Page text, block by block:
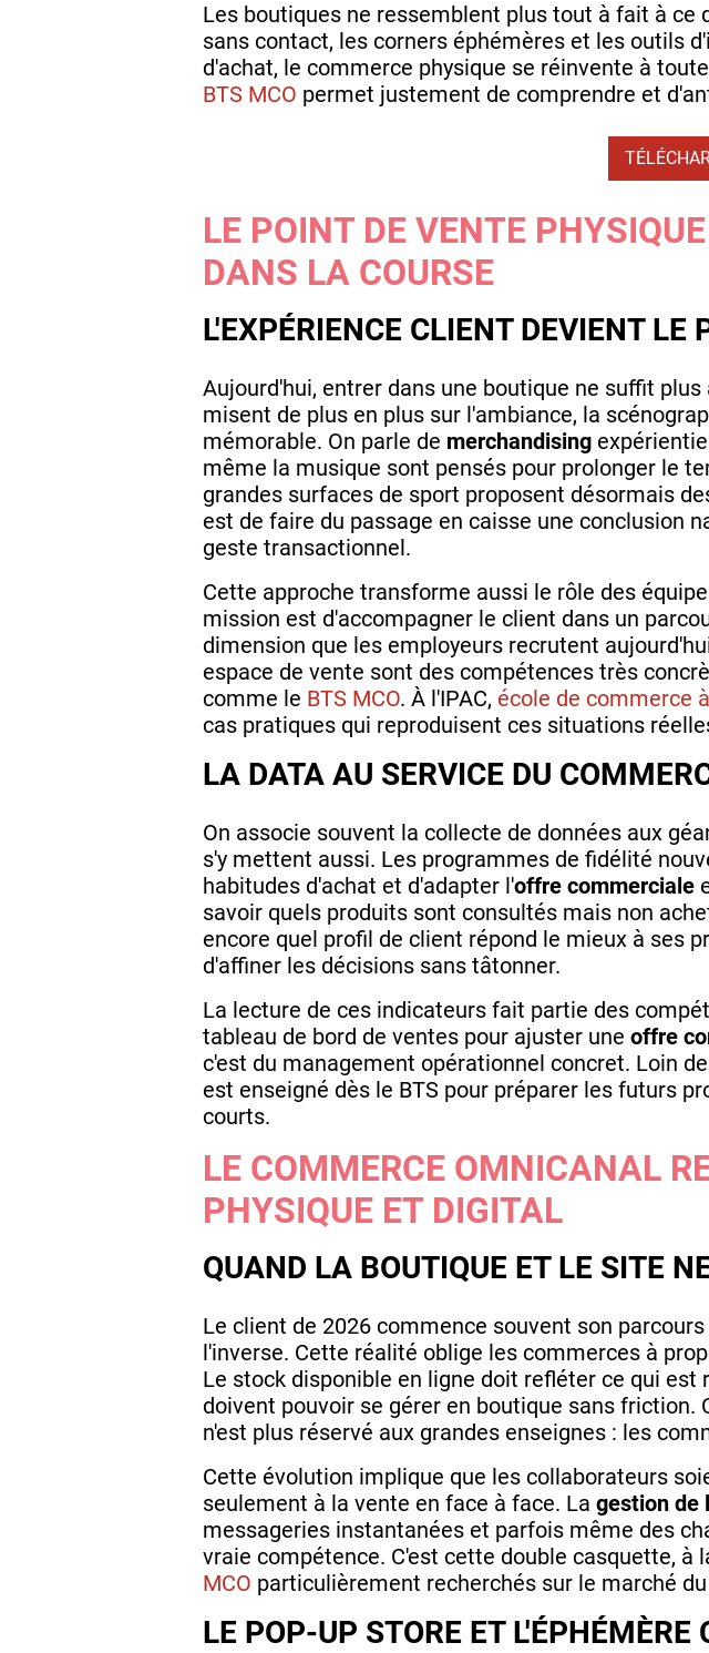
Les boutiques ne ressemblent plus tout à fait à ce
sans contact, les corners éphémères et les outils
d'achat, le commerce physique se réinvente à
BTS MCO permet justement de comprendre et
LE POINT DE VENTE
DANS LA COURSE
L'EXPÉRIENCE CLIENT DEVIENT LE
Aujourd'hui, entrer dans une boutique ne suffit
misent de plus en plus sur l'ambiance, la
mémorable. On parle de merchandising
même la musique sont pensés pour prolonger le
grandes surfaces de sport proposent désormais
est de faire du passage en caisse une conclusion
geste transactionnel.
Cette approche transforme aussi le rôle des
mission est d'accompagner le client dans un
dimension que les employeurs recrutent
espace de vente sont des compétences très
comme le BTS MCO. À l'IPAC, école de commerce
cas pratiques qui reproduisent ces situations
LA DATA AU SERVICE DU
On associe souvent la collecte de données aux
s'y mettent aussi. Les programmes de fidélité
habitudes d'achat et d'adapter l'offre commerciale
savoir quels produits sont consultés mais non
encore quel profil de client répond le mieux à ses
d'affiner les décisions sans tâtonner.
La lecture de ces indicateurs fait partie des
tableau de bord de ventes pour ajuster une offre
c'est du management opérationnel concret. Loin
est enseigné dès le BTS pour préparer les futurs
courts.
LE COMMERCE OMNICANAL
PHYSIQUE ET DIGITAL
QUAND LA BOUTIQUE ET LE SITE
Le client de 2026 commence souvent son
l'inverse. Cette réalité oblige les commerces à
Le stock disponible en ligne doit refléter ce qui
doivent pouvoir se gérer en boutique sans friction.
n'est plus réservé aux grandes enseignes : les
Cette évolution implique que les collaborateurs
seulement à la vente en face à face. La gestion de
messageries instantanées et parfois même des
vraie compétence. C'est cette double casquette,
MCO particulièrement recherchés sur le marché
LE POP-UP STORE ET